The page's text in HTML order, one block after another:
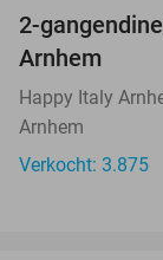
2-
Arnhem
Happy Italy
Arnhem
Verkocht: 3.875